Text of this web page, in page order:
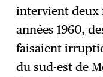
intervient deux
années 1960,
faisaient
du sud-est de